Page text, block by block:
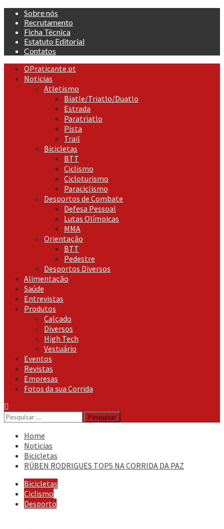
Skip
content
Sobre nós
Recrutamento
Ficha Técnica
Estatuto Editorial
Contatos
Primary
Menu
OPraticante.pt
Noticias
Atletismo
Biatle/Triatlo/Duatlo
Estrada
Paratriatlo
Pista
Trail
Bicicletas
BTT
Ciclismo
Cicloturismo
Paraciclismo
Desportos de Combate
Defesa Pessoal
Lutas Olímpicas
MMA
Orientação
BTT
Pedestre
Desportos Diversos
Alimentação
Saúde
Entrevistas
Produtos
Calçado
Diversos
High Tech
Vestuário
Eventos
Revistas
Empresas
Fotos da sua Corrida
Pesquisar
por:
Home
Noticias
Bicicletas
RÚBEN RODRIGUES TOP5 NA CORRIDA DA PAZ
Bicicletas
Ciclismo
Desporto